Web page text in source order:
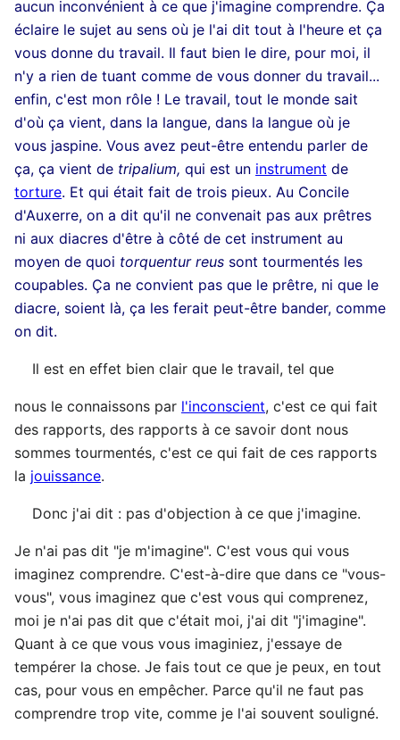
aucun inconvénient à ce que j'imagine comprendre. Ça
éclaire le sujet au sens où je l'ai dit tout à l'heure et ça
vous donne du travail. Il faut bien le dire, pour moi, il
n'y a rien de tuant comme de vous donner du travail...
enfin, c'est mon rôle ! Le travail, tout le monde sait
d'où ça vient, dans la langue, dans la langue où je
vous jaspine. Vous avez peut-être entendu parler de
ça, ça vient de tripalium, qui est un instrument de
torture. Et qui était fait de trois pieux. Au Concile
d'Auxerre, on a dit qu'il ne convenait pas aux prêtres
ni aux diacres d'être à côté de cet instrument au
moyen de quoi torquentur reus sont tourmentés les
coupables. Ça ne convient pas que le prêtre, ni que le
diacre, soient là, ça les ferait peut-être bander, comme
on dit.
Il est en effet bien clair que le travail, tel que
nous le connaissons par l'inconscient, c'est ce qui fait
des rapports, des rapports à ce savoir dont nous
sommes tourmentés, c'est ce qui fait de ces rapports
la jouissance.
Donc j'ai dit : pas d'objection à ce que j'imagine.
Je n'ai pas dit "je m'imagine". C'est vous qui vous
imaginez comprendre. C'est-à-dire que dans ce "vous-
vous", vous imaginez que c'est vous qui comprenez,
moi je n'ai pas dit que c'était moi, j'ai dit "j'imagine".
Quant à ce que vous vous imaginiez, j'essaye de
tempérer la chose. Je fais tout ce que je peux, en tout
cas, pour vous en empêcher. Parce qu'il ne faut pas
comprendre trop vite, comme je l'ai souvent souligné.